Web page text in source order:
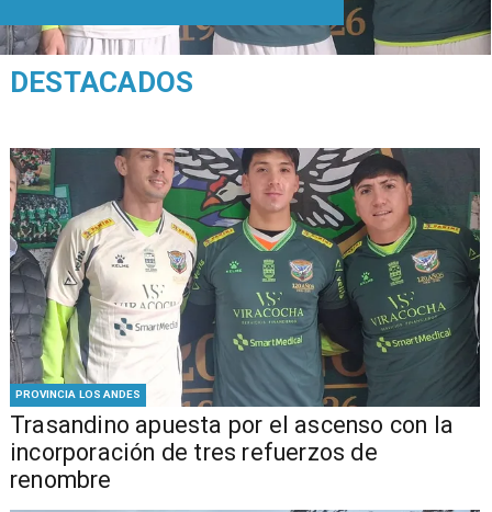
PROVINCIA LOS ANDES
Trasandino apuesta por el ascenso con la
incorporación de tres refuerzos de
renombre
DESTACADOS